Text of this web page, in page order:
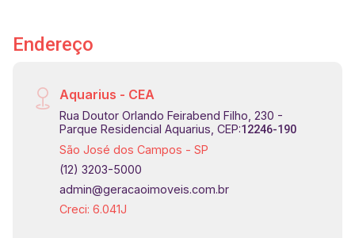
Endereço
Aquarius - CEA
Rua Doutor Orlando Feirabend Filho, 230 -
Parque Residencial Aquarius, CEP:12246-190
São José dos Campos - SP
(12) 3203-5000
admin@geracaoimoveis.com.br
Creci: 6.041J